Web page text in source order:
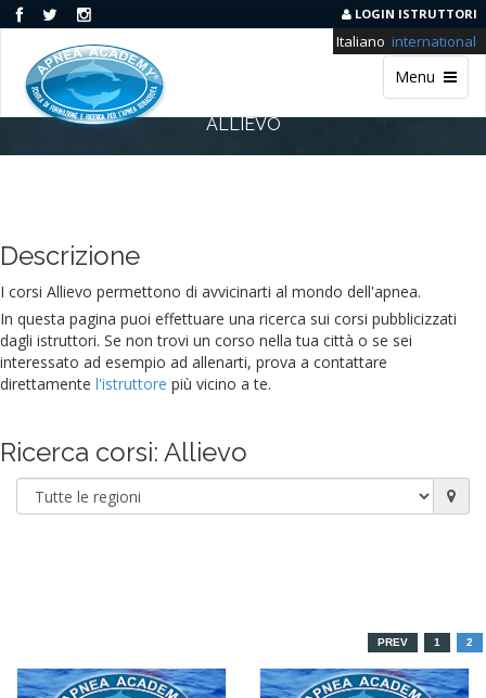
LOGIN ISTRUTTORI
Menu
Italiano international
ALLIEVO
Descrizione
I corsi Allievo permettono di avvicinarti al mondo dell'apnea.
In questa pagina puoi effettuare una ricerca sui corsi pubblicizzati
dagli istruttori. Se non trovi un corso nella tua città o se sei
interessato ad esempio ad allenarti, prova a contattare
direttamente l'istruttore più vicino a te.
Ricerca corsi: Allievo
PREV 1 2